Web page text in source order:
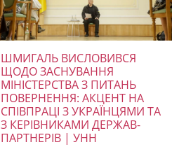
ШМИГАЛЬ ВИСЛОВИВСЯ
ЩОДО ЗАСНУВАННЯ
МІНІСТЕРСТВА З ПИТАНЬ
ПОВЕРНЕННЯ: АКЦЕНТ НА
СПІВПРАЦІ З УКРАЇНЦЯМИ ТА
З КЕРІВНИКАМИ ДЕРЖАВ-
ПАРТНЕРІВ | УНН